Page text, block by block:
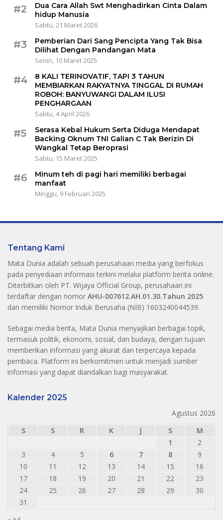
#2
Dua Cara Allah Swt Menghadirkan Cinta Dalam
hidup Manusia
Sabtu, 21 Maret 2026
#3
Pemberian Dari Sang Pencipta Yang Tak Bisa
Dilihat Dengan Pandangan Mata
Senin, 10 Maret 2025
#4
8 KALI TERINOVATIF, TAPI 3 TAHUN
MEMBIARKAN RAKYATNYA TINGGAL DI RUMAH
ROBOH: BANYUWANGI DALAM ILUSI
PENGHARGAAN
Sabtu, 4 April 2026
#5
Serasa Kebal Hukum Serta Diduga Mendapat
Backing Oknum TNI Galian C Tak Berizin Di
Wangkal Tetap Beroprasi
Sabtu, 15 Maret 2025
#6
Minum teh di pagi hari memiliki berbagai
manfaat
Minggu, 9 Februari 2025
Tentang Kami
Mata Dunia adalah sebuah perusahaan media yang berfokus
pada penyediaan informasi terkini melalui platform berita online.
Diterbitkan oleh PT. Wijaya Official Group, perusahaan ini
terdaftar dengan nomor AHU-007612.AH.01.30.Tahun 2025
dan memiliki Nomor Induk Berusaha (NIB) 1603240044539.
Sebagai media berita, Mata Dunia menyajikan berbagai topik,
termasuk politik, ekonomi, sosial, dan budaya, dengan tujuan
memberikan informasi yang akurat dan terpercaya kepada
pembaca. Platform ini berkomitmen untuk menjadi sumber
informasi yang dapat diandalkan bagi masyarakat.
Kalender 2025
Agustus 2026
S
S R K J S
M
1
2
3
4 5 6 7 8
9
10
11 12 13 14 15
16
17
18 19 20 21 22
23
24
25 26 27 28 29
30
31